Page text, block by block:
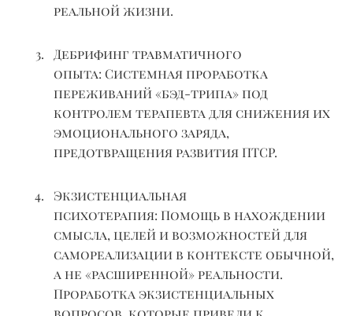
реальной жизни.
Дебрифинг травматичного
опыта: Системная проработка
переживаний «бэд-трипа» под
контролем терапевта для снижения их
эмоционального заряда,
предотвращения развития ПТСР.
Экзистенциальная
психотерапия: Помощь в нахождении
смысла, целей и возможностей для
самореализации в контексте обычной,
а не «расширенной» реальности.
Проработка экзистенциальных